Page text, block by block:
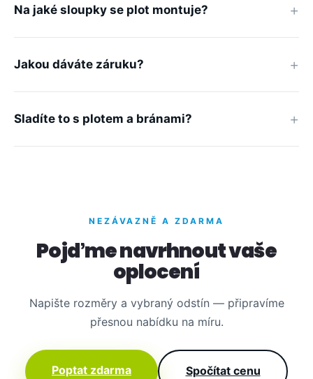
Na jaké sloupky se plot montuje?
Jakou dáváte záruku?
Sladíte to s plotem a bránami?
NEZÁVAZNĚ A ZDARMA
Pojďme navrhnout vaše
oplocení
Napište rozměry a vybraný odstín — připravíme
přesnou nabídku na míru.
Poptat zdarma Spočítat cenu